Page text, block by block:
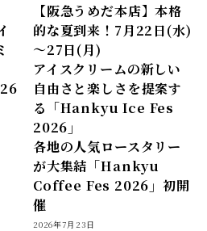
【阪急うめだ本店】本格
的な夏到来！7月22日(水)
～27日(月)
アイスクリームの新しい
自由さと楽しさを提案す
る「Hankyu Ice Fes
2026」
各地の人気ロースタリー
が大集結「Hankyu
Coffee Fes 2026」初開
催
2026年7月23日